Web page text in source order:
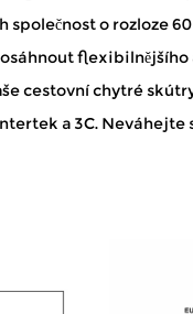
společnost o rozloze
cestovní chytré
a 3C.